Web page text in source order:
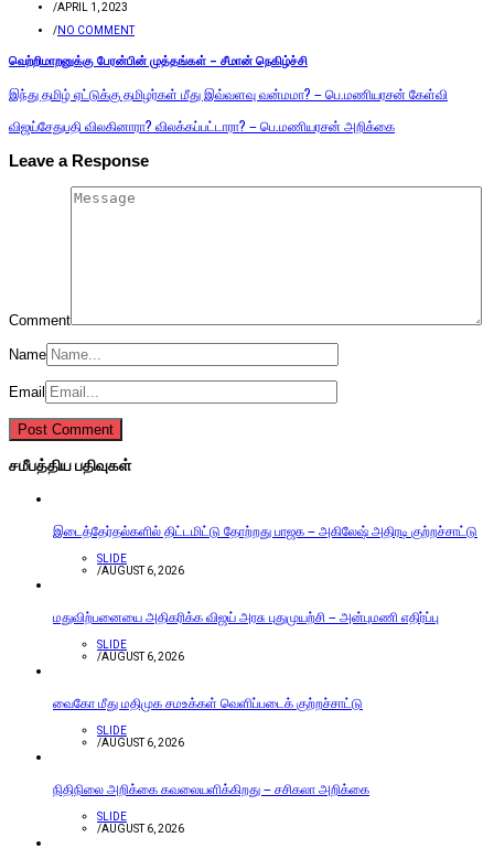
/APRIL 1, 2023
/NO COMMENT
வெற்றிமாறனுக்கு பேரன்பின் முத்தங்கள் – சீமான் நெகிழ்ச்சி
இந்து தமிழ் ஏட்டுக்கு தமிழர்கள் மீது இவ்வளவு வன்மமா? – பெ.மணியரசன் கேள்வி
விஜய்சேதுபதி விலகினாரா? விலக்கப்பட்டாரா? – பெ.மணியரசன் அறிக்கை
Leave a Response
Comment
Name
Email
சமீபத்திய பதிவுகள்
இடைத்தேர்தல்களில் திட்டமிட்டு தோற்றது பாஜக – அகிலேஷ் அதிரடி குற்றச்சாட்டு
SLIDE
/AUGUST 6, 2026
மதுவிற்பனையை அதிகரிக்க விஜய் அரசு புதுமுயற்சி – அன்புமணி எதிர்ப்பு
SLIDE
/AUGUST 6, 2026
வைகோ மீது மதிமுக சமஉக்கள் வெளிப்படைக் குற்றச்சாட்டு
SLIDE
/AUGUST 6, 2026
நிதிநிலை அறிக்கை கவலையளிக்கிறது – சசிகலா அறிக்கை
SLIDE
/AUGUST 6, 2026